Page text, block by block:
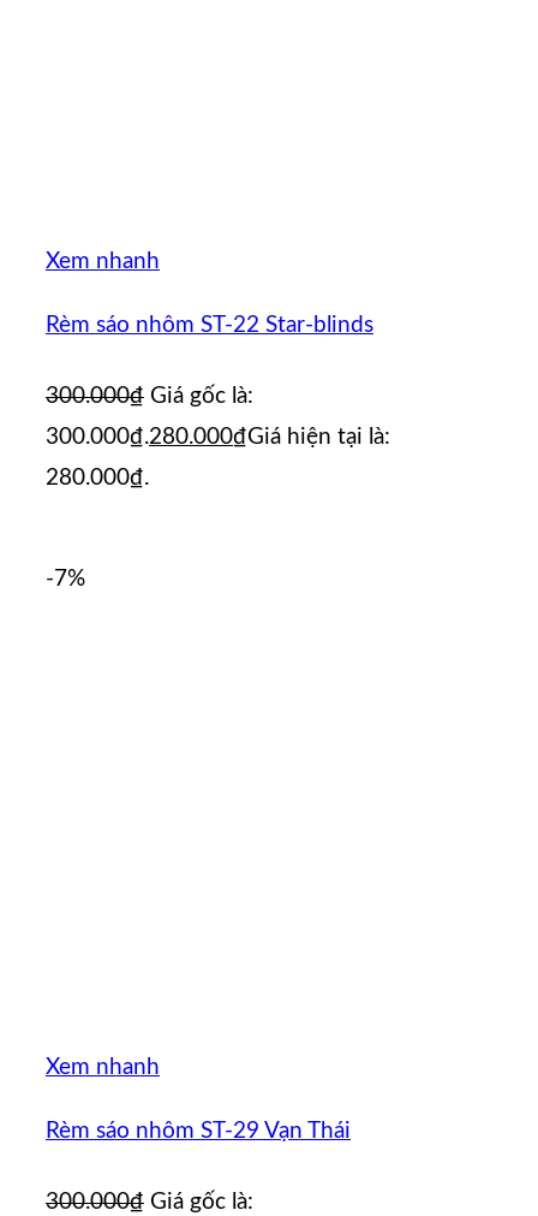
Xem nhanh
Rèm sáo nhôm ST-22 Star-blinds
300.000₫ Giá gốc là:
300.000₫.280.000₫Giá hiện tại là:
280.000₫.
-7%
Xem nhanh
Rèm sáo nhôm ST-29 Vạn Thái
300.000₫ Giá gốc là: